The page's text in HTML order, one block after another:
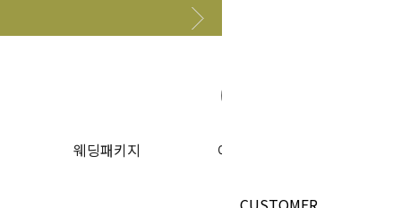
웨딩패키지
이벤트